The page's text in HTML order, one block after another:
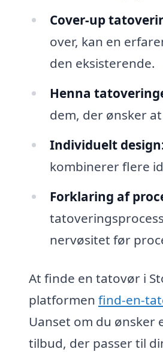
Cover-up
over, kan en
den eksisterende.
Henna
dem, der ønsker
Individuelt
kombinerer flere
Forklaring af
nervøsitet før
At finde en tatovør i
platformen find-en-
Uanset om du ønsker
tilbud, der passer til